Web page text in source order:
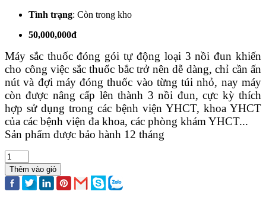
Tình trạng: Còn trong kho
50,000,000đ
Máy sắc thuốc đóng gói tự động loại 3 nồi đun khiến
cho công việc sắc thuốc bắc trở nên dễ dàng, chỉ cần ấn
nút và đợi máy đóng thuốc vào từng túi nhỏ, nay máy
còn được nâng cấp lên thành 3 nồi đun, cực kỳ thích
hợp sử dụng trong các bệnh viện YHCT, khoa YHCT
của các bệnh viện đa khoa, các phòng khám YHCT...
Sản phẩm được bảo hành 12 tháng
Thêm vào giỏ